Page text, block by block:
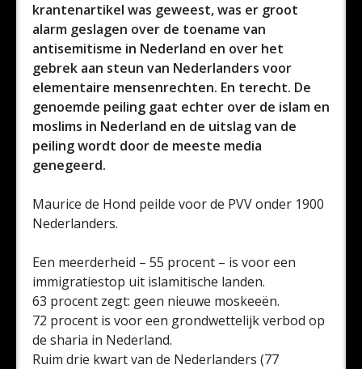
krantenartikel was geweest, was er groot
alarm geslagen over de toename van
antisemitisme in Nederland en over het
gebrek aan steun van Nederlanders voor
elementaire mensenrechten. En terecht. De
genoemde peiling gaat echter over de islam en
moslims in Nederland en de uitslag van de
peiling wordt door de meeste media
genegeerd.
Maurice de Hond peilde voor de PVV onder 1900
Nederlanders.
Een meerderheid – 55 procent – is voor een
immigratiestop uit islamitische landen.
63 procent zegt: geen nieuwe moskeeën.
72 procent is voor een grondwettelijk verbod op
de sharia in Nederland.
Ruim drie kwart van de Nederlanders (77